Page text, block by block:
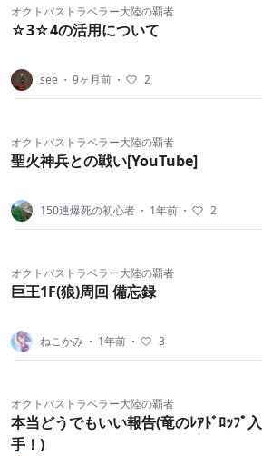
オクトパストラベラー大陸の覇者
☆3☆4の活用について
see ・ 9ヶ月前 ・ 2
オクトパストラベラー大陸の覇者
聖火神兵との戦い[YouTube]
150連爆死の初心者 ・ 1年前 ・ 2
オクトパストラベラー大陸の覇者
巨王1F(狼)周回 備忘録
ねこかみ ・ 1年前 ・ 3
オクトパストラベラー大陸の覇者
本当どうでもいい報告(竜のﾚｱﾄﾞﾛｯﾌﾟ入
手！)